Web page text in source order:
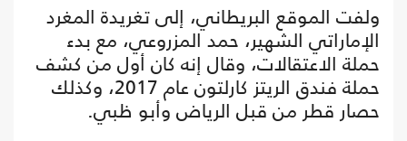
ولفت الموقع البريطاني، إلى تغريدة المغرد
الإماراتي الشهير، حمد المزروعي، مع بدء
حملة الاعتقالات، وقال إنه كان أول من كشف
حملة فندق الريتز كارلتون عام 2017، وكذلك
حصار قطر من قبل الرياض وأبو ظبي.